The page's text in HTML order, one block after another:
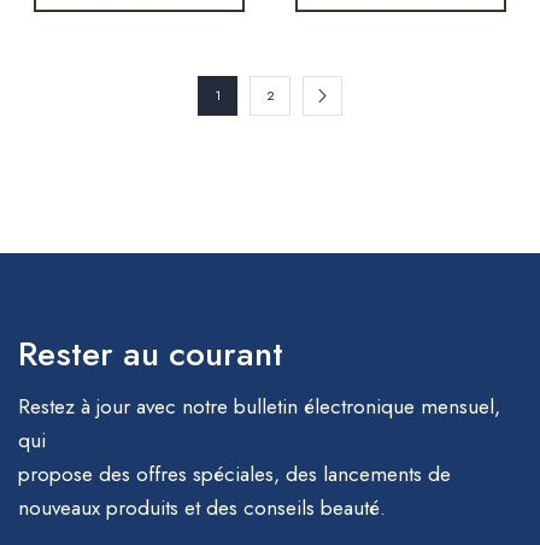
1 2
Rester au courant
Restez à jour avec notre bulletin électronique mensuel,
qui
propose des offres spéciales, des lancements de
nouveaux produits et des conseils beauté.